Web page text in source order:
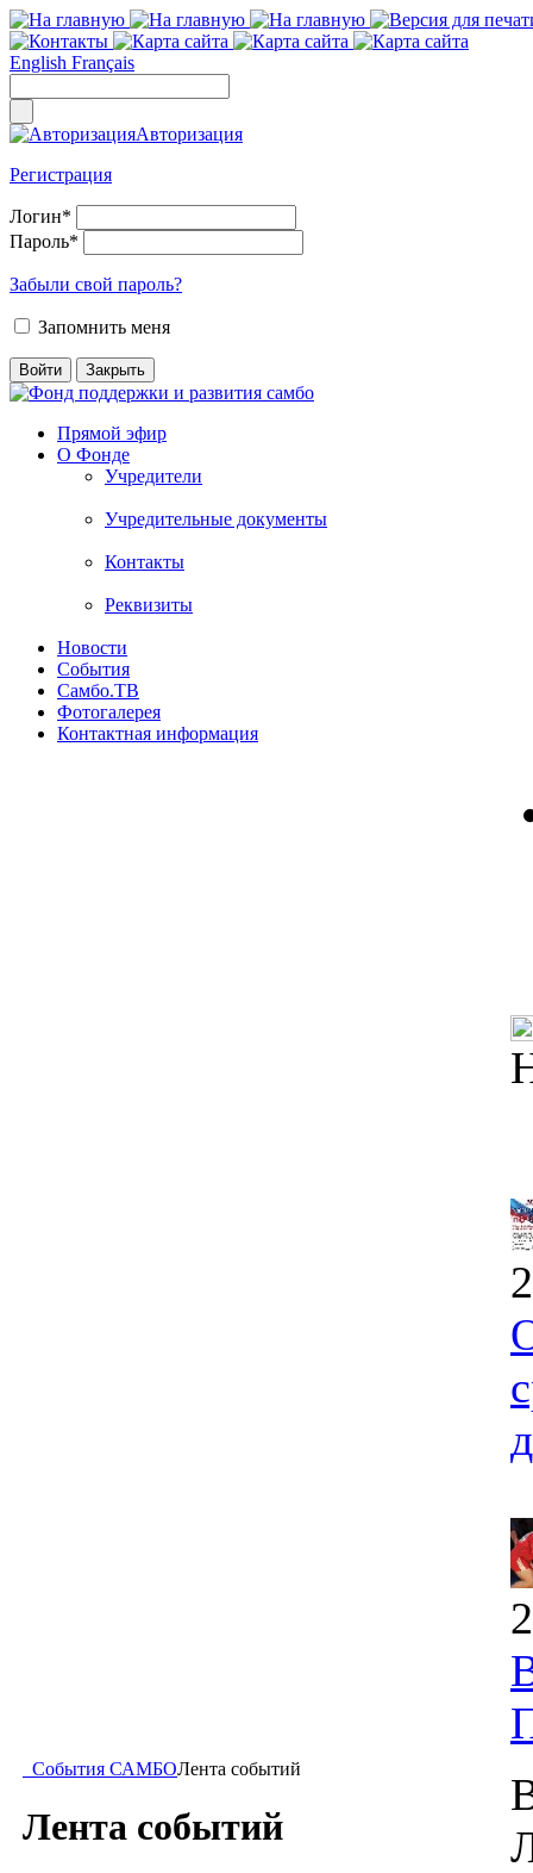
English Français
Авторизация
Регистрация
Логин*
Пароль*
Забыли свой пароль?
Запомнить меня
Прямой эфир
О Фонде
Учредители
Учредительные документы
Контакты
Реквизиты
Новости
События
Самбо.ТВ
Фотогалерея
Контактная информация
События САМБОЛента событий
Лента событий